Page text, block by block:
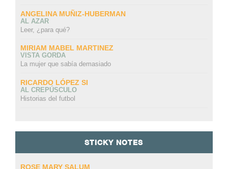
ANGELINA MUÑIZ-HUBERMAN
AL AZAR
Leer, ¿para qué?
MIRIAM MABEL MARTINEZ
VISTA GORDA
La mujer que sabía demasiado
RICARDO LÓPEZ SI
AL CREPÚSCULO
Historias del futbol
STICKY NOTES
ROSE MARY SALUM